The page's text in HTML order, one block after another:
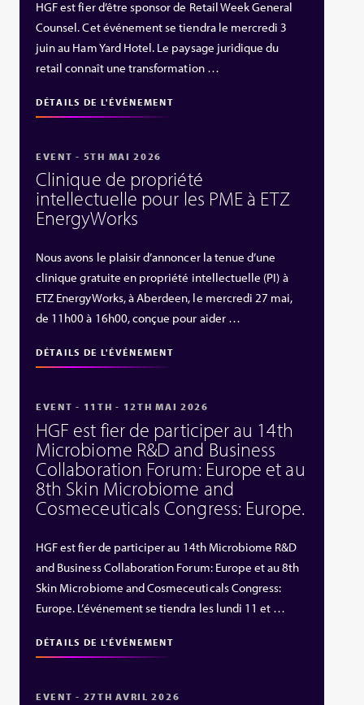
HGF est fier d’être sponsor de Retail Week General
Counsel. Cet événement se tiendra le mercredi 3
juin au Ham Yard Hotel. Le paysage juridique du
retail connaît une transformation …
DÉTAILS DE L'ÉVÉNEMENT
EVENT - 5TH MAI 2026
Clinique de propriété
intellectuelle pour les PME à ETZ
EnergyWorks
Nous avons le plaisir d’annoncer la tenue d’une
clinique gratuite en propriété intellectuelle (PI) à
ETZ EnergyWorks, à Aberdeen, le mercredi 27 mai,
de 11h00 à 16h00, conçue pour aider …
DÉTAILS DE L'ÉVÉNEMENT
EVENT - 11TH - 12TH MAI 2026
HGF est fier de participer au 14th
Microbiome R&D and Business
Collaboration Forum: Europe et au
8th Skin Microbiome and
Cosmeceuticals Congress: Europe.
HGF est fier de participer au 14th Microbiome R&D
and Business Collaboration Forum: Europe et au 8th
Skin Microbiome and Cosmeceuticals Congress:
Europe. L’événement se tiendra les lundi 11 et …
DÉTAILS DE L'ÉVÉNEMENT
EVENT - 27TH AVRIL 2026